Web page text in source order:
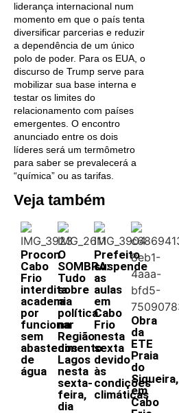
liderança internacional num
momento em que o país tenta
diversificar parcerias e reduzir
a dependência de um único
polo de poder. Para os EUA, o
discurso de Trump serve para
mobilizar sua base interna e
testar os limites do
relacionamento com países
emergentes. O encontro
anunciado entre os dois
líderes será um termômetro
para saber se prevalecerá a
“química” ou as tarifas.
Veja também
Procon
Cabo
Frio
interdita
academia
por
funcionar
sem
abastecimento
de
água
O
SOMBRA:
Tudo
sobre
a
política
na
Região
dos
Lagos
nesta
sexta-
feira,
dia
Prefeito
suspende
as
aulas
em
Cabo
Frio
nesta
sexta
devido
às
condições
climáticas
Obra
da
ETE
Praia
do
Siqueira,
em
Cabo